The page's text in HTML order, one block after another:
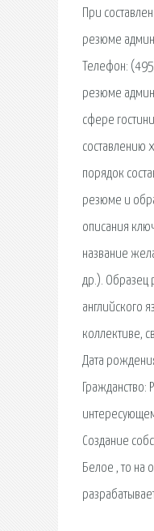
При
резюме
Телефон:
резюме
сфере
составлению
порядок
резюме и
описания
название
др.). Образец
английского
коллективе,
Дата
Создание
Белое , то на